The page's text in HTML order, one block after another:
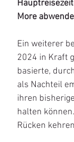
More
Ein weiterer
2024 in Kraft
basierte,
als Nachteil
ihren
halten
Rücken